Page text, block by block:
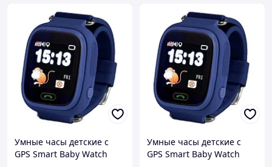
Умные часы детские с
GPS Smart Baby Watch
Умные часы детские с
GPS Smart Baby Watch